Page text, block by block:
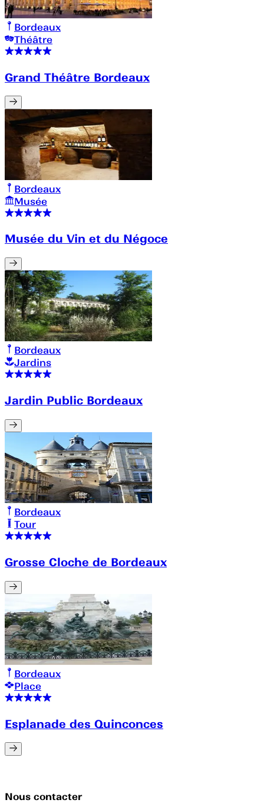
Bordeaux
Théâtre
Grand Théâtre Bordeaux
Bordeaux
Musée
Musée du Vin et du Négoce
Bordeaux
Jardins
Jardin Public Bordeaux
Bordeaux
Tour
Grosse Cloche de Bordeaux
Bordeaux
Place
Esplanade des Quinconces
Nous contacter